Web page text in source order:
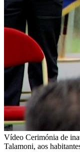
Vídeo Cerimónia de
Talamoni, aos